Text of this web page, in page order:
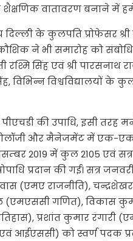
वातावरण बनाने में
दिल्ली के कुलपति प्रोफेसर
कौशिक ने भी समारोह को
सिंह एवं श्री पारसनाथ
विभिन्न विश्वविद्यालयों के
पीएचडी की उपाधि, इसी तरह
और मैनेजमेंट में एक-एक
2019 में कुल 2105 एवं
प्रदान की गई। सत्र
(एमए राजनीति),
(एमएससी गणित), विकास
प्रशांत कुमार रंगारी
आईएससी) को स्वर्ण पदक